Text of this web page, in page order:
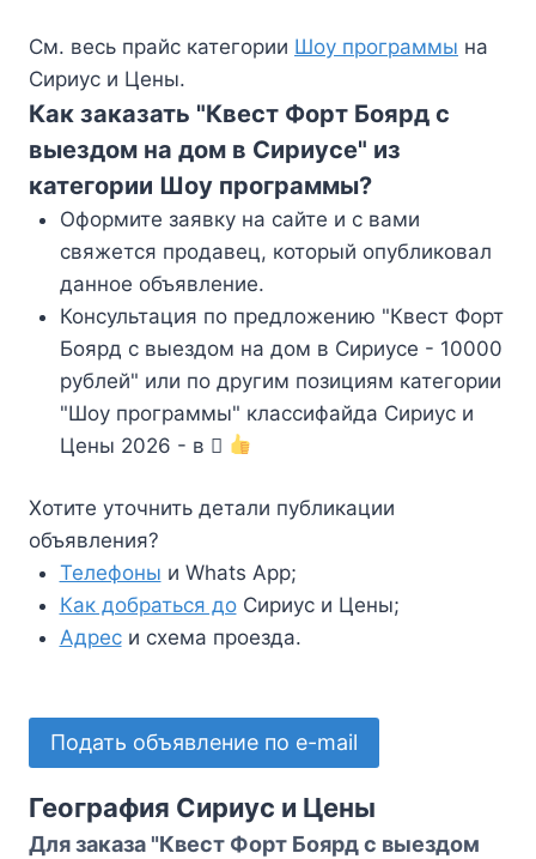
См. весь прайс категории Шоу программы на
Сириус и Цены.
Как заказать "Квест Форт Боярд с
выездом на дом в Сириусе" из
категории Шоу программы?
Оформите заявку на сайте и с вами
свяжется продавец, который опубликовал
данное объявление.
Консультация по предложению "Квест Форт
Боярд с выездом на дом в Сириусе - 10000
рублей" или по другим позициям категории
"Шоу программы" классифайда Сириус и
Цены 2026 - в
Хотите уточнить детали публикации
объявления?
Телефоны и Whats App;
Как добраться доСириус и Цены;
Адреси схема проезда.
Подать объявление по e-mail
География Сириус и Цены
Для заказа "Квест Форт Боярд с выездом